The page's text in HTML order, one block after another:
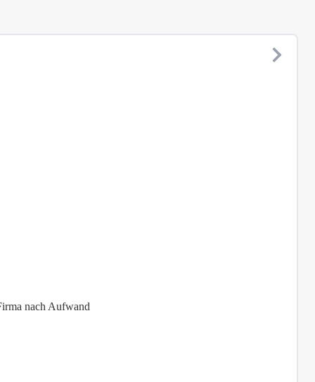
nach Aufwand